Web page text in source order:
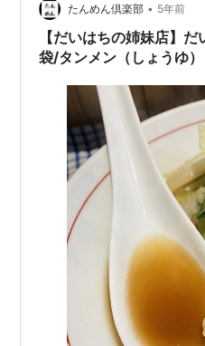
たんめん倶楽部 • 5年前
【だいはちの姉妹店】
袋/タンメン（しょうゆ）